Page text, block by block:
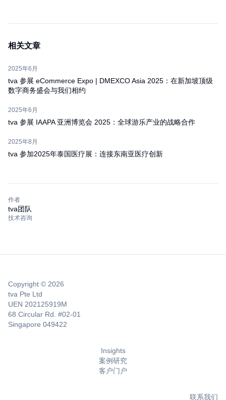
相关文章
2025年6月
tva 参展 eCommerce Expo | DMEXCO Asia 2025：在新加坡顶级
数字商务盛会与我们相约
2025年6月
tva 参展 IAAPA 亚洲博览会 2025：全球游乐产业的战略合作
2025年8月
tva 参加2025年泰国医疗展：连接东南亚医疗创新
作者
tva团队
技术咨询
Copyright © 2026
tva Pte Ltd
UEN 202125919M
68 Circular Rd. #02-01
Singapore 049422
Insights
案例研究
客户门户
联系我们